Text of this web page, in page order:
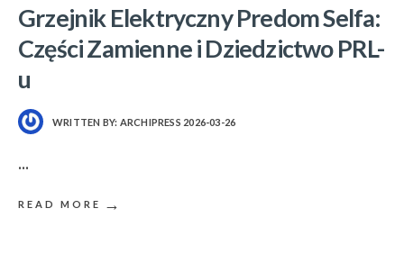
Grzejnik Elektryczny Predom Selfa:
Części Zamienne i Dziedzictwo PRL-
u
WRITTEN BY: ARCHIPRESS 2026-03-26
...
READ MORE →